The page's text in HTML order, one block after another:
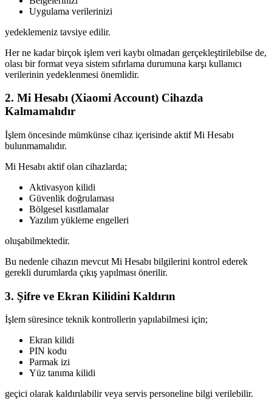
Uygulama verilerinizi
yedeklemeniz tavsiye edilir.
Her ne kadar birçok işlem veri kaybı olmadan gerçekleştirilebilse de,
olası bir format veya sistem sıfırlama durumuna karşı kullanıcı
verilerinin yedeklenmesi önemlidir.
2. Mi Hesabı (Xiaomi Account) Cihazda
Kalmamalıdır
İşlem öncesinde mümkünse cihaz içerisinde aktif Mi Hesabı
bulunmamalıdır.
Mi Hesabı aktif olan cihazlarda;
Aktivasyon kilidi
Güvenlik doğrulaması
Bölgesel kısıtlamalar
Yazılım yükleme engelleri
oluşabilmektedir.
Bu nedenle cihazın mevcut Mi Hesabı bilgilerini kontrol ederek
gerekli durumlarda çıkış yapılması önerilir.
3. Şifre ve Ekran Kilidini Kaldırın
İşlem süresince teknik kontrollerin yapılabilmesi için;
Ekran kilidi
PIN kodu
Parmak izi
Yüz tanıma kilidi
geçici olarak kaldırılabilir veya servis personeline bilgi verilebilir.